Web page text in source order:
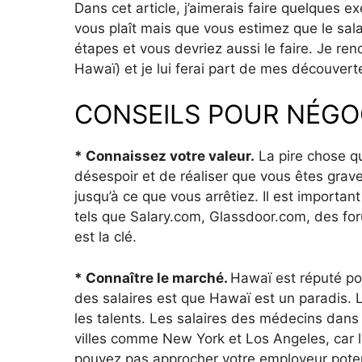
Dans cet article, j’aimerais faire quelques
vous plaît mais que vous estimez que le
étapes et vous devriez aussi le faire. Je
Hawaï) et je lui ferai part de mes
CONSEILS POUR
* Connaissez votre valeur. La pire chose
désespoir et de réaliser que vous êtes
jusqu’à ce que vous arrêtiez. Il est
tels que Salary.com, Glassdoor.com, des
est la clé.
* Connaître le marché. Hawaï est réputé
des salaires est que Hawaï est un paradis.
les talents. Les salaires des médecins
villes comme New York et Los Angeles,
pouvez pas approcher votre employeur